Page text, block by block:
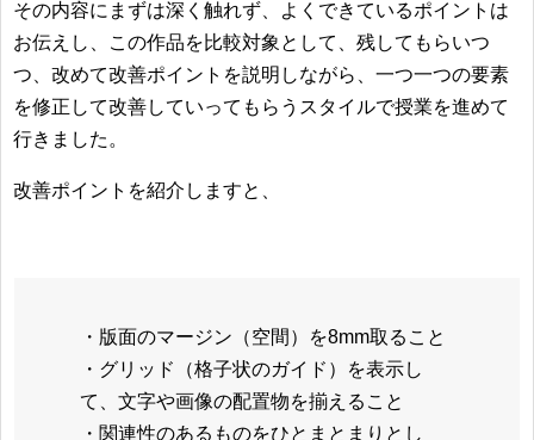
その内容にまずは深く触れず、よくできているポイントは
お伝えし、この作品を比較対象として、残してもらいつ
つ、改めて改善ポイントを説明しながら、一つ一つの要素
を修正して改善していってもらうスタイルで授業を進めて
行きました。
改善ポイントを紹介しますと、
・版面のマージン（空間）を8mm取ること
・グリッド（格子状のガイド）を表示し
て、文字や画像の配置物を揃えること
・関連性のあるものをひとまとまりとし